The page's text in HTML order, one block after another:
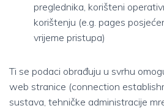
preglednika, korišteni
korištenju (e.g. pages
vrijeme pristupa)
Ti se podaci obrađuju u svrhu
web stranice (connection
sustava, tehničke administracije